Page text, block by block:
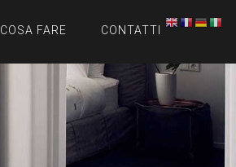
COSA FARE CONTATTI